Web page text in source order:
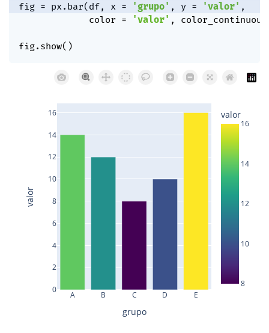
A B C D E
0
2
4
6
8
10
12
14
16
8
10
12
14
16
valor
grupo
valor
fig = px . bar( df, x = 'grupo' , y = 'valor' ,
             color
= 'valor' ,
fig. show( )